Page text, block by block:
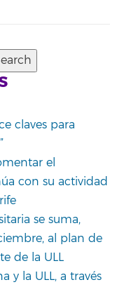
claves para
el
con su actividad
se suma,
al plan de
de la ULL
y la ULL, a través